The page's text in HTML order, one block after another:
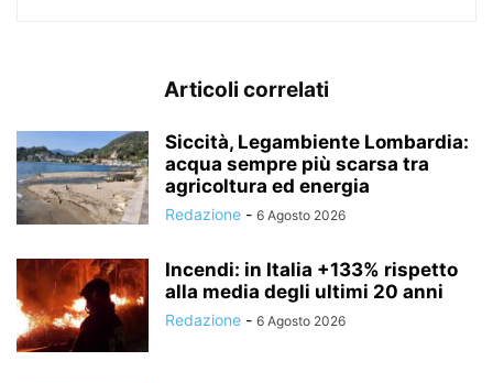
Articoli correlati
Siccità, Legambiente Lombardia:
acqua sempre più scarsa tra
agricoltura ed energia
Redazione - 6 Agosto 2026
Incendi: in Italia +133% rispetto
alla media degli ultimi 20 anni
Redazione - 6 Agosto 2026